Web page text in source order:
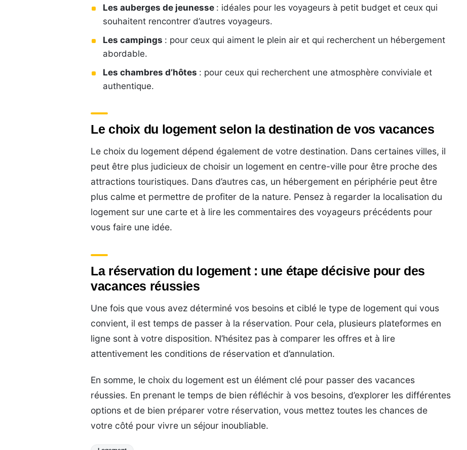
Les auberges de jeunesse : idéales pour les voyageurs à petit budget et ceux qui
souhaitent rencontrer d’autres voyageurs.
Les campings : pour ceux qui aiment le plein air et qui recherchent un hébergement
abordable.
Les chambres d’hôtes : pour ceux qui recherchent une atmosphère conviviale et
authentique.
Le choix du logement selon la destination de vos vacances
Le choix du logement dépend également de votre destination. Dans certaines villes, il
peut être plus judicieux de choisir un logement en centre-ville pour être proche des
attractions touristiques. Dans d’autres cas, un hébergement en périphérie peut être
plus calme et permettre de profiter de la nature. Pensez à regarder la localisation du
logement sur une carte et à lire les commentaires des voyageurs précédents pour
vous faire une idée.
La réservation du logement : une étape décisive pour des
vacances réussies
Une fois que vous avez déterminé vos besoins et ciblé le type de logement qui vous
convient, il est temps de passer à la réservation. Pour cela, plusieurs plateformes en
ligne sont à votre disposition. N’hésitez pas à comparer les offres et à lire
attentivement les conditions de réservation et d’annulation.
En somme, le choix du logement est un élément clé pour passer des vacances
réussies. En prenant le temps de bien réfléchir à vos besoins, d’explorer les différentes
options et de bien préparer votre réservation, vous mettez toutes les chances de
votre côté pour vivre un séjour inoubliable.